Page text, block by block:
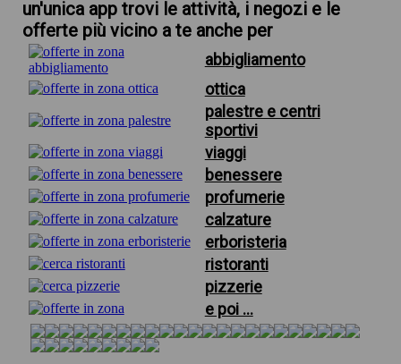
un'unica app trovi le attività, i negozi e le
offerte più vicino a te anche per
abbigliamento
ottica
palestre e centri
sportivi
viaggi
benessere
profumerie
calzature
erboristeria
ristoranti
pizzerie
e poi ...